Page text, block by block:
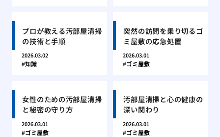
プロが教える汚部屋清掃
の技術と手順
2026.03.02
知識
突然の訪問を乗り切るゴ
ミ屋敷の応急処置
2026.03.01
ゴミ屋敷
女性のための汚部屋清掃
と秘密の守り方
2026.03.01
ゴミ屋敷
汚部屋清掃と心の健康の
深い関わり
2026.03.01
ゴミ屋敷